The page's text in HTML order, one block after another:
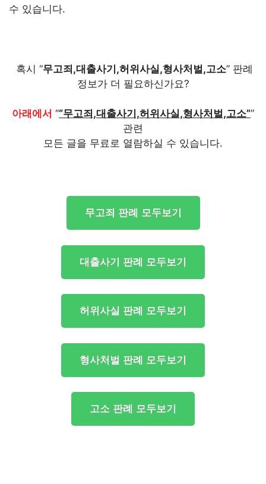
수 있습니다.
혹시 “무고죄,대출사기,허위사실,형사처벌,고소” 판례
정보가 더 필요하신가요?
아래에서 ““무고죄,대출사기,허위사실,형사처벌,고소””
관련
모든 글을 무료로 열람하실 수 있습니다.
무고죄 판례 모두보기
대출사기 판례 모두보기
허위사실 판례 모두보기
형사처벌 판례 모두보기
고소 판례 모두보기